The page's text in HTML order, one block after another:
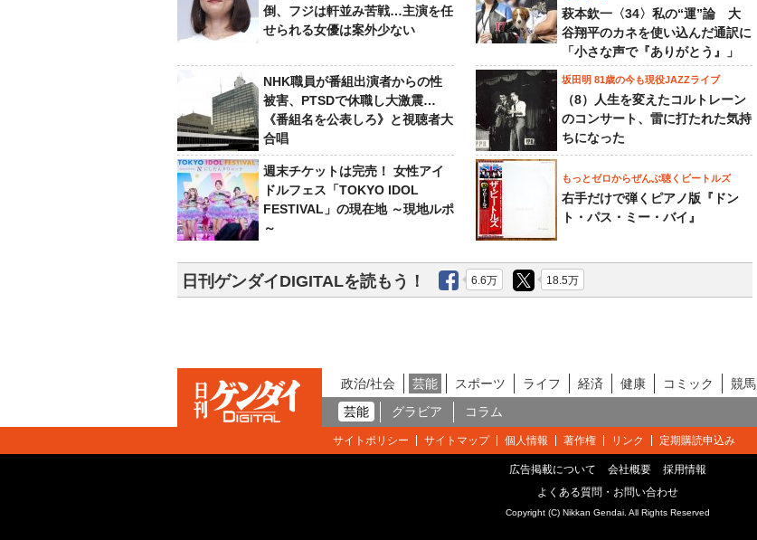
倒、フジは軒並み苦戦…主演を任
せられる女優は案外少ない
萩本欽一〈34〉私の“運”論 大
谷翔平のカネを使い込んだ通訳に
「小さな声で『ありがとう』」
NHK職員が番組出演者からの性
被害、PTSDで休職し大激震…
《番組名を公表しろ》と視聴者大
合唱
坂田明 81歳の今も現役JAZZライブ
（8）人生を変えたコルトレーン
のコンサート、雷に打たれた気持
ちになった
週末チケットは完売！ 女性アイ
ドルフェス「TOKYO IDOL
FESTIVAL」の現在地 ～現地ルポ
～
もっとゼロからぜんぶ聴くビートルズ
右手だけで弾くピアノ版『ドン
ト・パス・ミー・バイ』
日刊ゲンダイDIGITALを読もう！ 6.6万 18.5万
政治/社会 芸能 スポーツ ライフ 経済 健康 コミック 競馬
芸能
グラビア コラム
サイトポリシー サイトマップ 個人情報 著作権 リンク 定期購読申込み
広告掲載について 会社概要
採用情報
よくある質問・お問い合わせ
Copyright (C) Nikkan Gendai. All Rights Reserved